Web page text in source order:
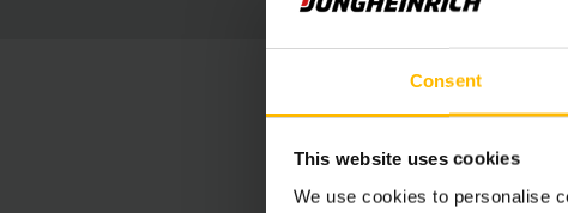
Consent
This website uses cookies
We use cookies to personalise